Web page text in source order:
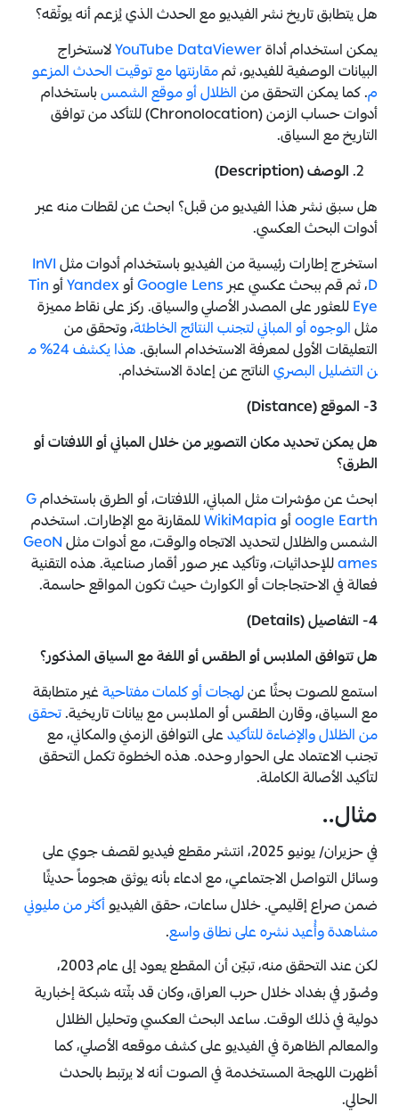
هل يتطابق تاريخ نشر الفيديو مع الحدث الذي يُزعم أنه يوثّقه؟
يمكن استخدام أداةYouTube DataViewerلاستخراج
البيانات الوصفية للفيديو، ثممقارنتها مع توقيت الحدث المزعو
م. كما يمكن التحقق منالظلال أو موقع الشمسباستخدام
أدوات حساب الزمن (Chronolocation) للتأكد من توافق
التاريخ مع السياق.
الوصف (Description)
هل سبق نشر هذا الفيديو من قبل؟ ابحث عن لقطات منه عبر
أدوات البحث العكسي.
استخرج إطارات رئيسية من الفيديو باستخدام أدوات مثلInVI
D، ثم قم ببحث عكسي عبرGoogle Lens أوYandexأوTin
Eyeللعثور على المصدر الأصلي والسياق. ركز على نقاط مميزة
مثلالوجوه أو المباني لتجنب النتائج الخاطئة، وتحقق من
التعليقات الأولى لمعرفة الاستخدام السابق.
هذا يكشف 24% م
ن التضليل البصريالناتج عن إعادة الاستخدام.
3- الموقع (Distance)
هل يمكن تحديد مكان التصوير من خلال المباني أو اللافتات أو
الطرق؟
ابحث عن مؤشرات مثل المباني، اللافتات، أو الطرق باستخدامG
oogle EarthأوWikiMapiaللمقارنة مع الإطارات. استخدم
الشمس والظلال لتحديد الاتجاه والوقت، مع أدوات مثلGeoN
amesللإحداثيات، وتأكيد عبر صور أقمار صناعية. هذه التقنية
فعالة في الاحتجاجات أو الكوارث حيث تكون المواقع حاسمة.
4- التفاصيل (Details)
هل تتوافق الملابس أو الطقس أو اللغة مع السياق المذكور؟
استمع للصوت بحثًا عنلهجات أو كلمات مفتاحيةغير متطابقة
مع السياق، وقارن الطقس أو الملابس مع بيانات تاريخية.تحقق
من الظلال والإضاءة للتأكيدعلى التوافق الزمني والمكاني، مع
تجنب الاعتماد على الحوار وحده. هذه الخطوة تكمل التحقق
لتأكيد الأصالة الكاملة.
مثال..
في حزيران/ يونيو 2025، انتشر مقطع فيديو لقصف جوي على
وسائل التواصل الاجتماعي، مع ادعاء بأنه يوثق هجوماً حديثًا
ضمن صراع إقليمي. خلال ساعات، حقق الفيديوأكثر من مليوني
مشاهدة وأُعيد نشره على نطاق واسع.
لكن عند التحقق منه، تبيّن أن المقطع يعود إلى عام 2003،
وصُوّر في بغداد خلال حرب العراق، وكان قد بثّته شبكة إخبارية
دولية في ذلك الوقت. ساعد البحث العكسي وتحليل الظلال
والمعالم الظاهرة في الفيديو على كشف موقعه الأصلي، كما
أظهرت اللهجة المستخدمة في الصوت أنه لا يرتبط بالحدث
الحالي.